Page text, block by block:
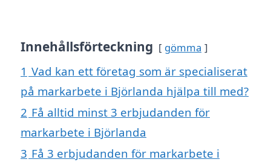
Innehållsförteckning gömma
1 Vad kan ett företag som är specialiserat
på markarbete i Björlanda hjälpa till med?
2 Få alltid minst 3 erbjudanden för
markarbete i Björlanda
3 Få 3 erbjudanden för markarbete i